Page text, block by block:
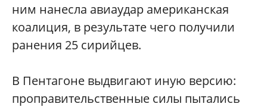
ним нанесла авиаудар американская
коалиция, в результате чего получили
ранения 25 сирийцев.
В Пентагоне выдвигают иную версию:
проправительственные силы пытались